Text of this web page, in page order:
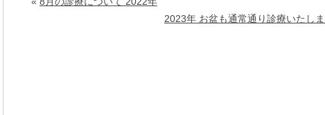
2023年 お盆も通常通り診療いたし